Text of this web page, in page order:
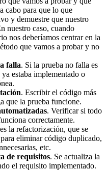
cabo para que lo que
y demuestre que nuestro
nuestro caso, cuando
nos deberíamos centrar en la
que vamos a probar y no
falla. Si la prueba no falla es
estaba implementado o
. Escribir el código más
que la prueba funcione.
. Verificar si todo
correctamente.
la refactorización, que se
eliminar código duplicado,
etc.
de requisitos. Se actualiza la
el requisito implementado.